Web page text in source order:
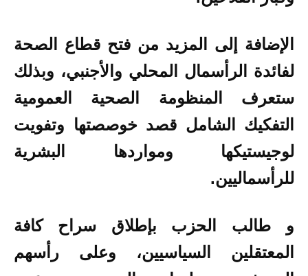
الإضافة إلى المزيد من فتح قطاع الصحة
لفائدة الرأسمال المحلي والأجنبي، وبذلك
ستعرف المنظومة الصحية العمومية
التفكيك الشامل قصد خوصصتها وتفويت
لوجيستيكها ومواردها البشرية
للرأسماليين.
و طالب الحزب بإطلاق سراح كافة
المعتقلين السياسيين، وعلى رأسهم